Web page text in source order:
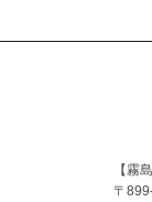
【霧
〒